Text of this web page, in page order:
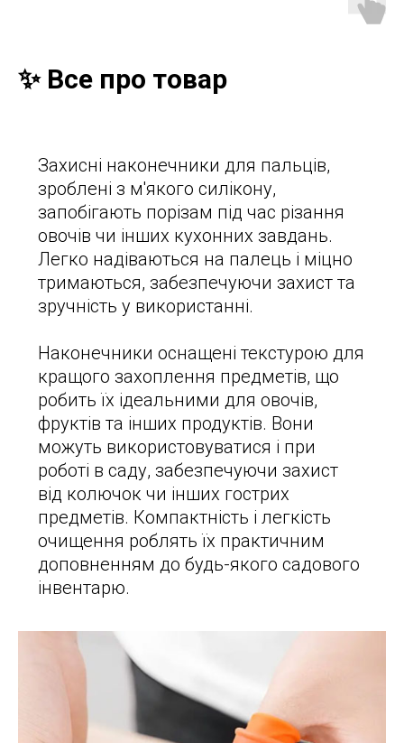
✨ Все про товар
Захисні наконечники для пальців,
зроблені з м'якого силікону,
запобігають порізам під час різання
овочів чи інших кухонних завдань.
Легко надіваються на палець і міцно
тримаються, забезпечуючи захист та
зручність у використанні.
Наконечники оснащені текстурою для
кращого захоплення предметів, що
робить їх ідеальними для овочів,
фруктів та інших продуктів. Вони
можуть використовуватися і при
роботі в саду, забезпечуючи захист
від колючок чи інших гострих
предметів. Компактність і легкість
очищення роблять їх практичним
доповненням до будь-якого садового
інвентарю.